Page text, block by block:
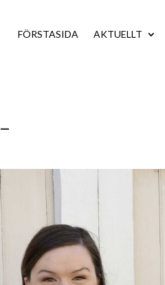
FÖRSTASIDA AKTUELLT